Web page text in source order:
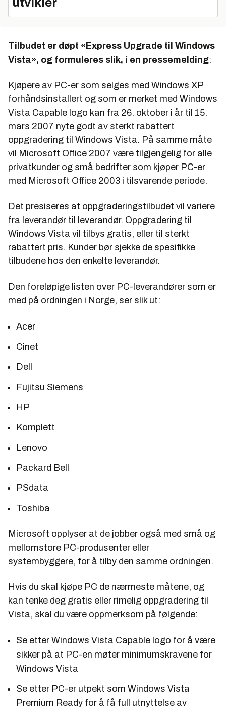
Tilbudet er døpt «Express Upgrade til Windows
Vista», og formuleres slik, i en pressemelding:
Kjøpere av PC-er som selges med Windows XP
forhåndsinstallert og som er merket med Windows
Vista Capable logo kan fra 26. oktober i år til 15.
mars 2007 nyte godt av sterkt rabattert
oppgradering til Windows Vista. På samme måte
vil Microsoft Office 2007 være tilgjengelig for alle
privatkunder og små bedrifter som kjøper PC-er
med Microsoft Office 2003 i tilsvarende periode.
Det presiseres at oppgraderingstilbudet vil variere
fra leverandør til leverandør. Oppgradering til
Windows Vista vil tilbys gratis, eller til sterkt
rabattert pris. Kunder bør sjekke de spesifikke
tilbudene hos den enkelte leverandør.
Den foreløpige listen over PC-leverandører som er
med på ordningen i Norge, ser slik ut:
Acer
Cinet
Dell
Fujitsu Siemens
HP
Komplett
Lenovo
Packard Bell
PSdata
Toshiba
Microsoft opplyser at de jobber også med små og
mellomstore PC-produsenter eller
systembyggere, for å tilby den samme ordningen.
Hvis du skal kjøpe PC de nærmeste måtene, og
kan tenke deg gratis eller rimelig oppgradering til
Vista, skal du være oppmerksom på følgende:
Se etter Windows Vista Capable logo for å være
sikker på at PC-en møter minimumskravene for
Windows Vista
Se etter PC-er utpekt som Windows Vista
Premium Ready for å få full utnyttelse av